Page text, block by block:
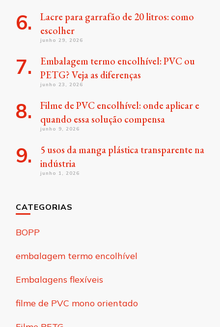
Lacre para garrafão de 20 litros: como
escolher
junho 29, 2026
Embalagem termo encolhível: PVC ou
PETG? Veja as diferenças
junho 23, 2026
Filme de PVC encolhível: onde aplicar e
quando essa solução compensa
junho 9, 2026
5 usos da manga plástica transparente na
indústria
junho 1, 2026
CATEGORIAS
BOPP
embalagem termo encolhível
Embalagens flexíveis
filme de PVC mono orientado